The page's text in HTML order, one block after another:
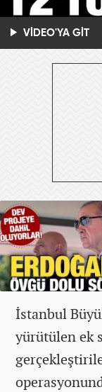
VİDEO'YA GİT
İstanbul
yürütülen ek